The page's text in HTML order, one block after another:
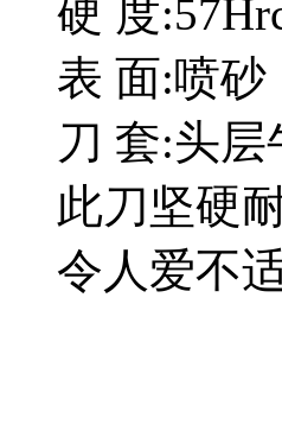
硬 度
表 面:喷砂
刀 套:头层
此刀坚硬
令人爱不